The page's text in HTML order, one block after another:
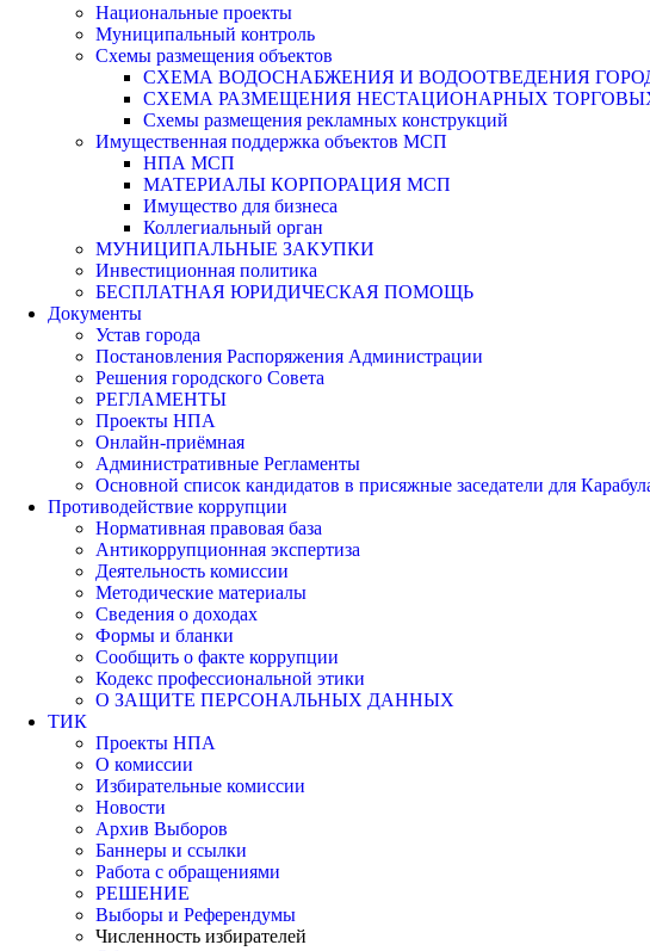
Национальные проекты
Муниципальный контроль
Схемы размещения объектов
СХЕМА ВОДОСНАБЖЕНИЯ И ВОДООТВЕДЕНИЯ
СХЕМА РАЗМЕЩЕНИЯ НЕСТАЦИОНАРНЫХ
Схемы размещения рекламных конструкций
Имущественная поддержка объектов МСП
НПА МСП
МАТЕРИАЛЫ КОРПОРАЦИЯ МСП
Имущество для бизнеса
Коллегиальный орган
МУНИЦИПАЛЬНЫЕ ЗАКУПКИ
Инвестиционная политика
БЕСПЛАТНАЯ ЮРИДИЧЕСКАЯ ПОМОЩЬ
Документы
Устав города
Постановления Распоряжения Администрации
Решения городского Совета
РЕГЛАМЕНТЫ
Проекты НПА
Онлайн-приёмная
Административные Регламенты
Основной список кандидатов в присяжные заседатели для
Противодействие коррупции
Нормативная правовая база
Антикоррупционная экспертиза
Деятельность комиссии
Методические материалы
Сведения о доходах
Формы и бланки
Сообщить о факте коррупции
Кодекс профессиональной этики
О ЗАЩИТЕ ПЕРСОНАЛЬНЫХ ДАННЫХ
ТИК
Проекты НПА
О комиссии
Избирательные комиссии
Новости
Архив Выборов
Баннеры и ссылки
Работа с обращениями
РЕШЕНИЕ
Выборы и Референдумы
Численность избирателей